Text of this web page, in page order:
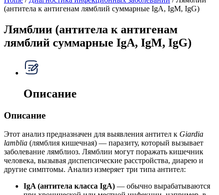
(антитела к антигенам лямблий суммарные IgA, IgM, IgG)
Лямблии (антитела к антигенам
лямблий суммарные IgA, IgM, IgG)
Описание
Описание
Этот анализ предназначен для выявления антител к Giardia
lamblia (лямблия кишечная) — паразиту, который вызывает
заболевание лямблиоз. Лямблии могут поражать кишечник
человека, вызывая диспепсические расстройства, диарею и
другие симптомы. Анализ измеряет три типа антител:
IgA (антитела класса IgA) — обычно вырабатываются